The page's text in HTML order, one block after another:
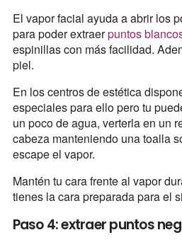
El vapor facial ayuda a abrir los
para poder extraerpuntos
espinillas con más facilidad.
piel.
En los centros de estética
especiales para ello pero tu
un poco de agua, verterla en un
cabeza manteniendo una toalla
escape el vapor.
Mantén tu cara frente al vapor
tienes la cara preparada para el
Paso 4: extraer puntos